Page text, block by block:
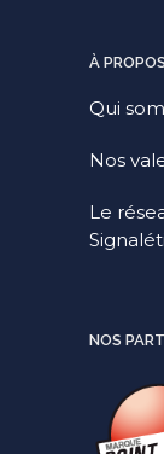
À PROPOS
Qui
Nos
Le
NOS